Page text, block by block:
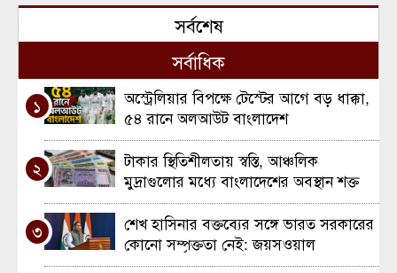
৬
কুলাউড়ায় ৪৫ হাজার শিশুকে খাওয়ানো হবে
ভিটামিন ‘এ’ প্লাস ক্যাপসুল
সর্বশেষ
সর্বাধিক
১
অস্ট্রেলিয়ার বিপক্ষে টেস্টের আগে বড় ধাক্কা,
৫৪ রানে অলআউট বাংলাদেশ
২
টাকার স্থিতিশীলতায় স্বস্তি, আঞ্চলিক
মুদ্রাগুলোর মধ্যে বাংলাদেশের অবস্থান শক্ত
৩
শেখ হাসিনার বক্তব্যের সঙ্গে ভারত সরকারের
কোনো সম্পৃক্ততা নেই: জয়সওয়াল